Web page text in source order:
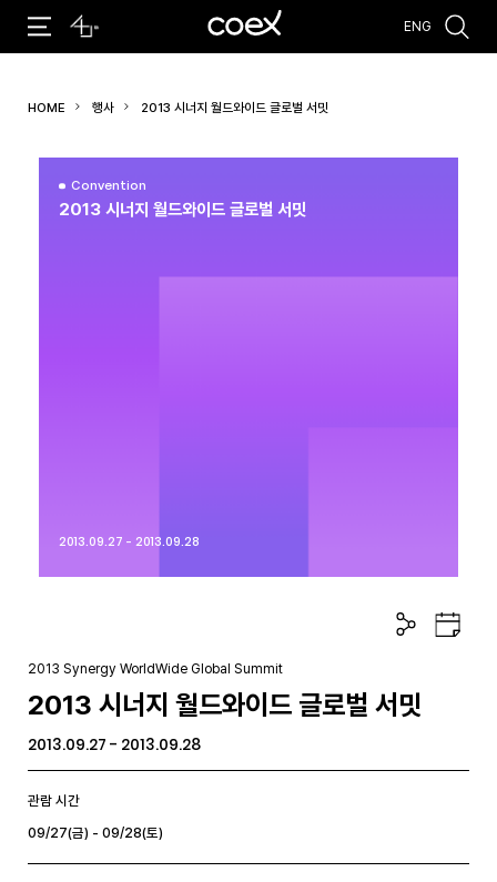
#코엑스 전시 #행사 #주차안내 #편의시설
ENG
HOME 행사 2013 시너지 월드와이드 글로벌 서밋
Convention
2013 시너지 월드와이드 글로벌 서밋
2013.09.27 - 2013.09.28
공
유
구
글
2013 Synergy WorldWide Global Summit
2013 시너지 월드와이드 글로벌 서밋
2013.09.27 - 2013.09.28
관람 시간
09/27(금) - 09/28(토)